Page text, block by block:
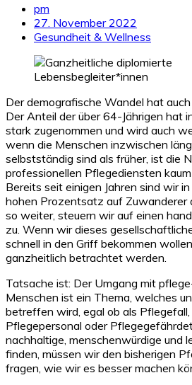
pm
27. November 2022
Gesundheit & Wellness
Der demografische Wandel hat
Der Anteil der über 64-Jährigen hat
stark zugenommen und wird auch
wenn die Menschen inzwischen
selbstständig sind als früher, ist die
professionellen Pflegediensten
Bereits seit einigen Jahren sind wir
hohen Prozentsatz auf Zuwanderer
so weiter, steuern wir auf einen
zu. Wenn wir dieses
schnell in den Griff bekommen
ganzheitlich betrachtet werden.
Tatsache ist: Der Umgang mit
Menschen ist ein Thema, welches
betreffen wird, egal ob als
Pflegepersonal oder
nachhaltige, menschenwürdige und
finden, müssen wir den bisherigen
fragen, wie wir es besser machen